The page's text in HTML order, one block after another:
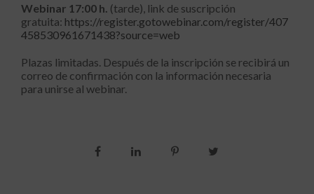
Webinar 17:00 h. (tarde), link de suscripción
gratuita: https://register.gotowebinar.com/register/407
458530961671438?source=web
Plazas limitadas. Después de la inscripción se recibirá un
correo de confirmación con la información necesaria
para unirse al webinar.